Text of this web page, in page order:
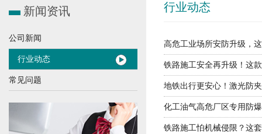
新闻资讯
公司新闻
行业动态
常见问题
行业动态
高危工业场所安防升级，
铁路施工安全再升级！这
地铁出行更安心！激光防
化工油气高危厂区专用防
铁路施工怕机械侵限？这